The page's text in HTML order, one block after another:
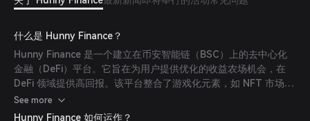
什么是 Hunny Finance？
Hunny Finance 是一个建立在币安智能链（BSC）上的去中心化
金融（DeFi）平台。它旨在为用户提供优化的收益农场机会，在
DeFi 领域提供高回报。该平台整合了游戏化元素，如 NFT 市场和
游戏门户，以增强用户参与度。Hunny Finance 的使命是创建一
个有趣的生态系统，让用户能够质押、赚取收益并参与游戏。
See more
Hunny Finance 如何运作？